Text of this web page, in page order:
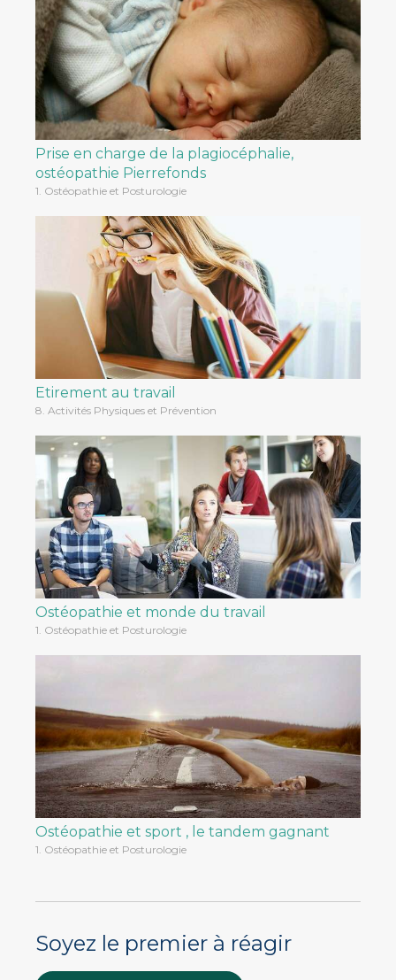
Prise en charge de la plagiocéphalie,
ostéopathie Pierrefonds
1. Ostéopathie et Posturologie
Etirement au travail
8. Activités Physiques et Prévention
Ostéopathie et monde du travail
1. Ostéopathie et Posturologie
Ostéopathie et sport , le tandem gagnant
1. Ostéopathie et Posturologie
Soyez le premier à réagir